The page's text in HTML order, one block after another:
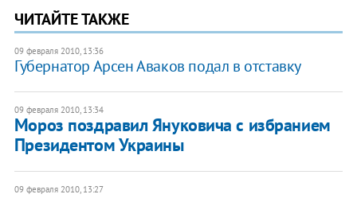
ЧИТАЙТЕ ТАКЖЕ
09 февраля 2010, 13:36
Губернатор Арсен Аваков подал в отставку
09 февраля 2010, 13:34
Мороз поздравил Януковича с избранием
Президентом Украины
09 февраля 2010, 13:27